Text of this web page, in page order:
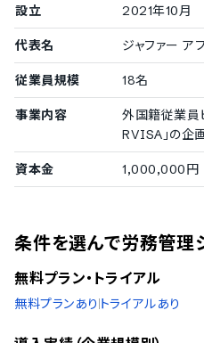
設立 2021年10月
代表名 ジャファー ア
従業員規模 18名
事業内容
外国籍従業員
RVISA」の企
資本金 1,000,000円
条件を選んで労務管理
無料プラン・トライアル
無料プランあり トライアルあり